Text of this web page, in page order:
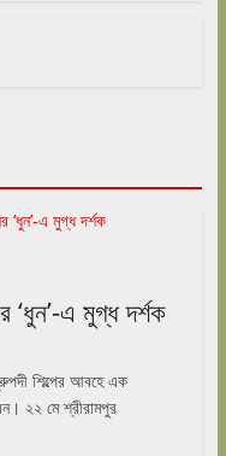
‘ধুন’-এ মুগ্ধ দর্শক
শিল্পের আবহে এক
২২ মে শ্রীরামপুর